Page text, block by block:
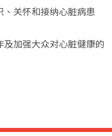
关怀和接纳心脏病患
加强大众对心脏健康的